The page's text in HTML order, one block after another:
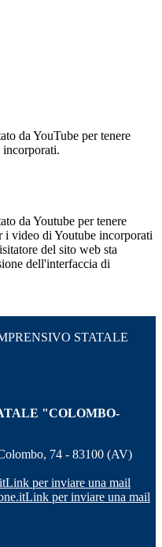
da YouTube per tenere
da Youtube per tenere
i video di Youtube incorporati
del sito web sta
dell'interfaccia di
STATALE
"COLOMBO-
74 - 83100 (AV)
Link per inviare una mail
Link per inviare una mail